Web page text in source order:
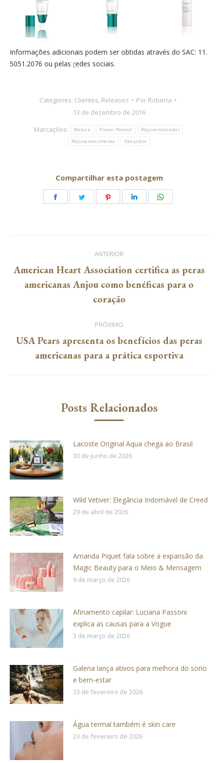
Informações adicionais podem ser obtidas através do SAC: 11.
5051.2076 ou pelas redes sociais.
Categories: Clientes, Releases Por Roberta
13 de dezembro de 2016
Marcações:
Beleza Power Retinol Rejuvenescedor
Rejuvenescimento Skeyndor
Compartilhar esta postagem
Share
Share
Share
Share
de
post:
ANTERIOR
Post
anterior:
American Heart Association certifica as peras
americanas Anjou como benéficas para o
coração
PRÓXIMO
Próximo
post:
USA Pears apresenta os benefícios das peras
americanas para a prática esportiva
Posts Relacionados
Lacoste Original Aqua chega ao Brasil
30 de junho de 2026
Wild Vetiver: Elegância Indomável de Creed
29 de abril de 2026
Amanda Piquet fala sobre a expansão da
Magic Beauty para o Meio & Mensagem
9 de março de 2026
Afinamento capilar: Luciana Passoni
explica as causas para a Vogue
3 de março de 2026
Galena lança ativos para melhora do sono
e bem-estar
23 de fevereiro de 2026
Água termal também é skin care
23 de fevereiro de 2026